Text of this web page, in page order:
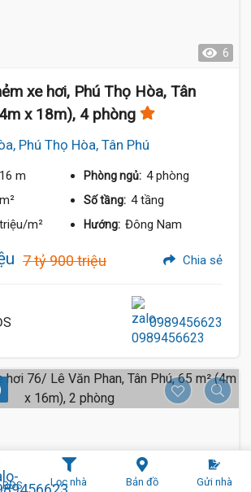
BĐS Lọc nhà Bản đồ Gửi nhà
6
xe hơi, Phú Thọ Hòa, Tân
x 18m), 4 phòng
Phú Thọ Hòa, Tân Phú
m Phòng ngủ: 4 phòng
Số tầng: 4 tầng
m² Hướng: Đông Nam
7 tỷ 900 triệu Chia sẻ
0989456623